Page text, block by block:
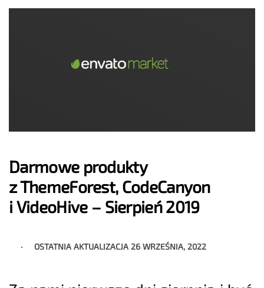
Darmowe produkty
z ThemeForest, CodeCanyon
i VideoHive – Sierpień 2019
OSTATNIA AKTUALIZACJA 26 WRZEŚNIA, 2022